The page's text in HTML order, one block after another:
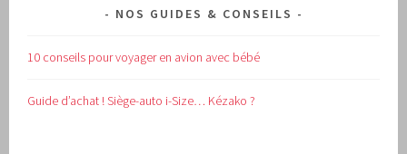
NOS GUIDES & CONSEILS
10 conseils pour voyager en avion avec bébé
Guide d’achat !Siège-auto i-Size… Kézako ?